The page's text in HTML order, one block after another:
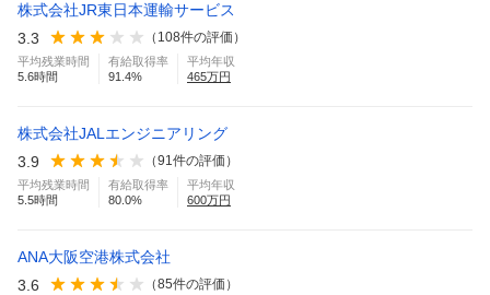
株式会社JR東日本運輸サービス
3.3
（ 108件の評価）
平均残業時間
5.6時間
有給取得率
91.4%
平均年収
465万円
株式会社JALエンジニアリング
3.9
（91件の評価）
平均残業時間
5.5時間
有給取得率
80.0%
平均年収
600万円
ANA大阪空港株式会社
3.6
（85件の評価）